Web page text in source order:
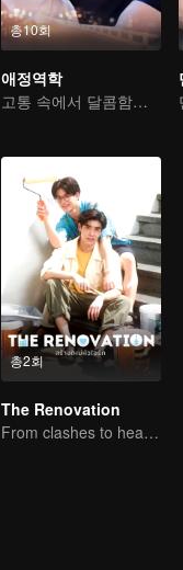
총10회
애정역학
고통 속에서 달콤함을 찾은 사랑 여행
총2회
The Renovation
From clashes to healing, they open their hearts to love.